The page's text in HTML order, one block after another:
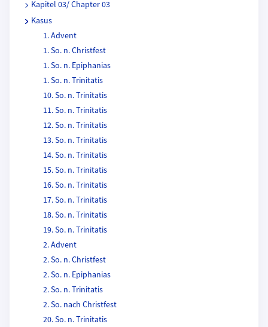
Kapitel 03/ Chapter 03
Kasus
1. Advent
1. So. n. Christfest
1. So. n. Epiphanias
1. So. n. Trinitatis
10. So. n. Trinitatis
11. So. n. Trinitatis
12. So. n. Trinitatis
13. So. n. Trinitatis
14. So. n. Trinitatis
15. So. n. Trinitatis
16. So. n. Trinitatis
17. So. n. Trinitatis
18. So. n. Trinitatis
19. So. n. Trinitatis
2. Advent
2. So. n. Christfest
2. So. n. Epiphanias
2. So. n. Trinitatis
2. So. nach Christfest
20. So. n. Trinitatis